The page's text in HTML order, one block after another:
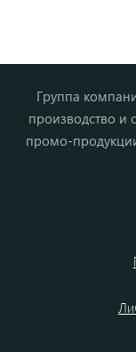
Группа
производство и
промо-